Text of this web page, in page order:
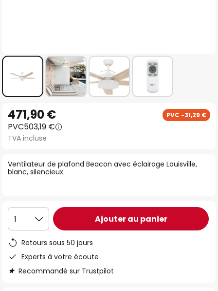
to
the
beginning
the
images
Ventilateur de plafond Beacon avec éclairage Louisville,
blanc, silencieux
471,90 € PVC -31,29 €
PVC503,19 €
TVA incluse
1 Ajouter au panier
Retours sous 50 jours
Experts à votre écoute
Recommandé sur Trustpilot